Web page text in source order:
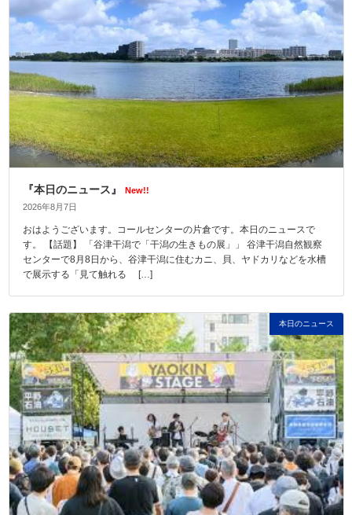
『本日のニュース』
New!!
2026年8月7日
おはようございます。コールセンターの片倉です。本日のニュースで
す。 【話題】 「谷津干潟で「干潟の生きもの展」」 谷津干潟自然観察
センターで8月8日から、谷津干潟に住むカニ、貝、ヤドカリなどを水槽
で展示する「見て触れる […]
本日のニュース